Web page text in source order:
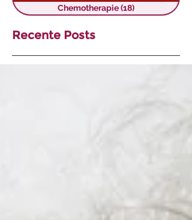
Chemotherapie(18)
Recente Posts